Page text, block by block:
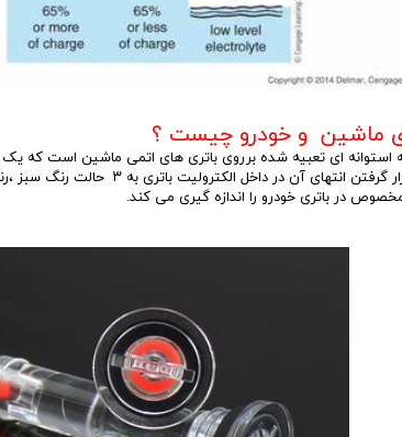
لکسوس
مزدا
ماشین و خودرو چیست ؟
ای تعبیه شده برروی باتری های اتمی ماشین است که
توپی شکل قرار دارد و به دلیل قرار
در باتری خودرو را اندازه گیری می کند.